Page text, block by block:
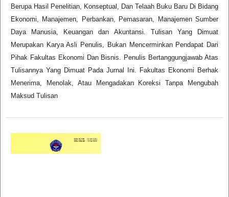
Berupa Hasil Penelitian, Konseptual, Dan Telaah Buku Baru Di Bidang
Ekonomi, Manajemen, Perbankan, Pemasaran, Manajemen Sumber
Daya Manusia, Keuangan dan Akuntansi. Tulisan Yang Dimuat
Merupakan Karya Asli Penulis, Bukan Mencerminkan Pendapat Dari
Pihak Fakultas Ekonomi Dan Bisnis. Penulis Bertanggungjawab Atas
Tulisannya Yang Dimuat Pada Jurnal Ini. Fakultas Ekonomi Berhak
Menerima, Menolak, Atau Mengadakan Koreksi Tanpa Mengubah
Maksud Tulisan